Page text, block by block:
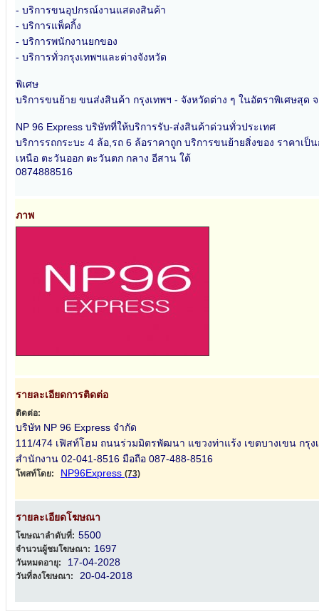
- บริการขนอุปกรณ์งานแสดงสินค้า
- บริการแพ็คกิ้ง
- บริการพนักงานยกของ
- บริการทั่วกรุงเทพฯและต่างจังหวัด
พิเศษ
บริการขนย้าย ขนส่งสินค้า กรุงเทพฯ - จังหวัดต่าง ๆ ในอัตราพิเศษสุ
NP 96 Express บริษัทที่ให้บริการรับ-ส่งสินค้าด่วนทั่วประเทศ
บริการรถกระบะ 4 ล้อ,รถ 6 ล้อราคาถูก บริการขนย้ายสิ่งของ ราคาเ
เหนือ ตะวันออก ตะวันตก กลาง อีสาน ใต้
0874888516
ภาพ
รายละเอียดการติดต่อ
ติดต่อ:
บริษัท NP 96 Express จำกัด
111/474 เฟิสท์โฮม ถนนร่วมมิตรพัฒนา แขวงท่าแร้ง เขตบางเขน กรุง
สำนักงาน 02-041-8516 มือถือ 087-488-8516
โพสท์โดย: NP96Express (73)
รายละเอียดโฆษณา
โฆษณาลำดับที่: 5500
จำนวนผู้ชมโฆษณา: 1697
วันหมดอายุ: 17-04-2028
วันที่ลงโฆษณา: 20-04-2018